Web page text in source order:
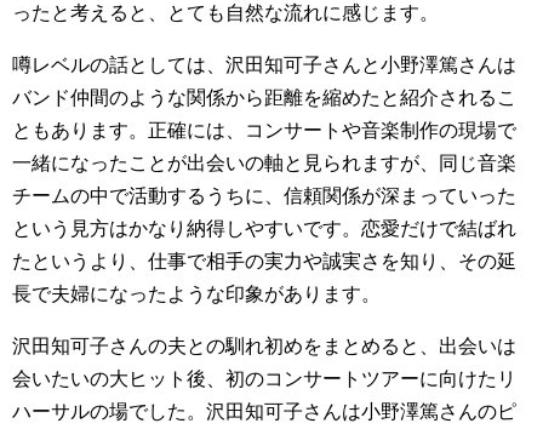
ったと考えると、とても自然な流れに感じます。
噂レベルの話としては、沢田知可子さんと小野澤篤さんは
バンド仲間のような関係から距離を縮めたと紹介されるこ
ともあります。正確には、コンサートや音楽制作の現場で
一緒になったことが出会いの軸と見られますが、同じ音楽
チームの中で活動するうちに、信頼関係が深まっていった
という見方はかなり納得しやすいです。恋愛だけで結ばれ
たというより、仕事で相手の実力や誠実さを知り、その延
長で夫婦になったような印象があります。
沢田知可子さんの夫との馴れ初めをまとめると、出会いは
会いたいの大ヒット後、初のコンサートツアーに向けたリ
ハーサルの場でした。沢田知可子さんは小野澤篤さんのピ